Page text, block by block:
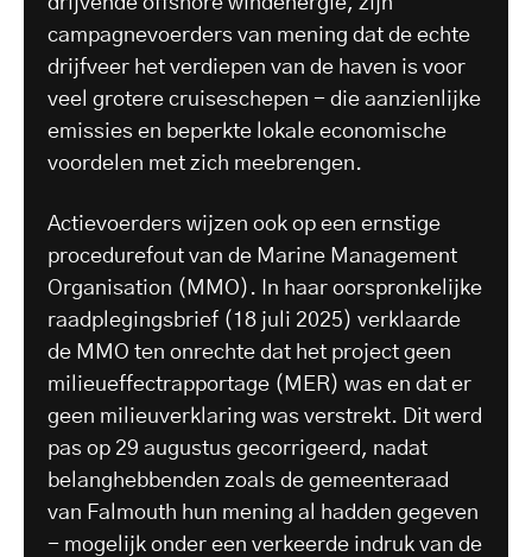
campagnevoerders van mening dat de echte
drijfveer het verdiepen van de haven is voor
veel grotere cruiseschepen - die aanzienlijke
emissies en beperkte lokale economische
voordelen met zich meebrengen.
Actievoerders wijzen ook op een ernstige
procedurefout van de Marine Management
Organisation (MMO). In haar oorspronkelijke
raadplegingsbrief (18 juli 2025) verklaarde
de MMO ten onrechte dat het project geen
milieueffectrapportage (MER) was en dat er
geen milieuverklaring was verstrekt. Dit werd
pas op 29 augustus gecorrigeerd, nadat
belanghebbenden zoals de gemeenteraad
van Falmouth hun mening al hadden gegeven
- mogelijk onder een verkeerde indruk van de